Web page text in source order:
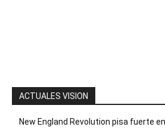
ACTUALES VISION
New England Revolution pisa fuerte